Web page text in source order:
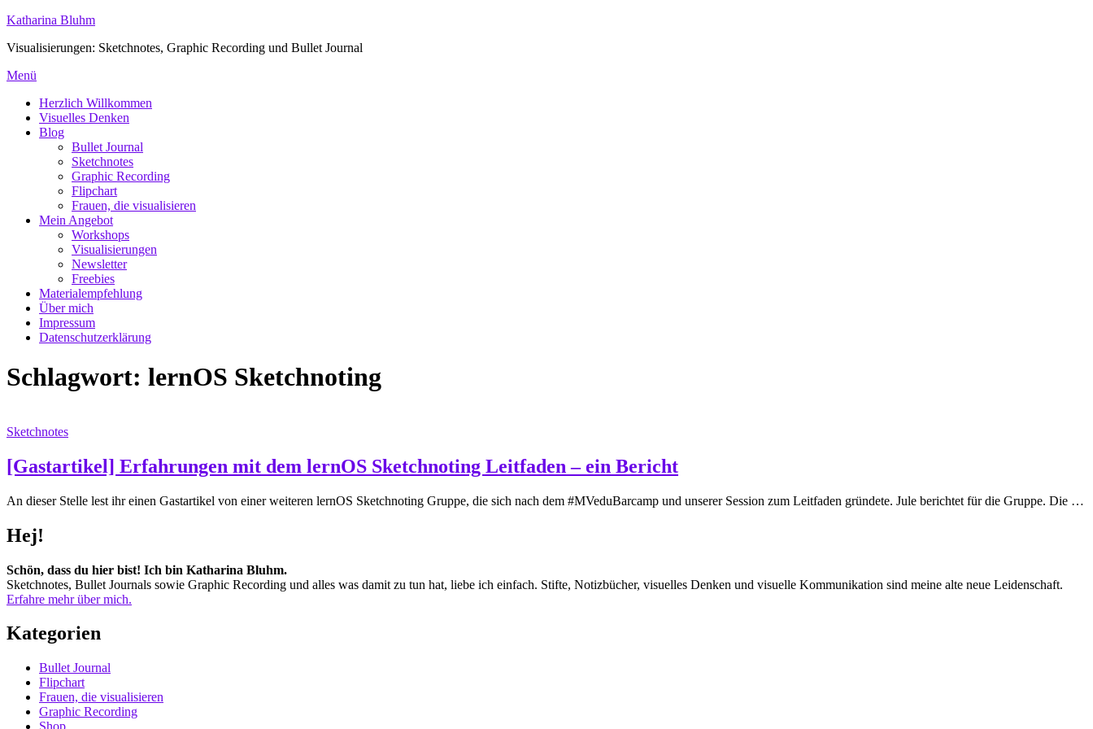
Zum
springen
Katharina Bluhm
Visualisierungen: Sketchnotes, Graphic Recording und Bullet Journal
Menü
Herzlich Willkommen
Visuelles Denken
Blog
Bullet Journal
Sketchnotes
Graphic Recording
Flipchart
Frauen, die visualisieren
Mein Angebot
Workshops
Visualisierungen
Newsletter
Freebies
Materialempfehlung
Über mich
Impressum
Datenschutzerklärung
Schlagwort: lernOS Sketchnoting
Sketchnotes
[Gastartikel] Erfahrungen mit dem lernOS Sketchnoting Leitfaden – ein Bericht
An dieser Stelle lest ihr einen Gastartikel von einer weiteren lernOS Sketchnoting Gruppe, die sich nach dem #MVeduBarcamp und unserer Session zum Leitfaden gründete. Jule berichtet für die Gruppe. Die …
Hej!
Schön, dass du hier bist! Ich bin Katharina Bluhm.
Sketchnotes, Bullet Journals sowie Graphic Recording und alles was damit zu tun hat, liebe ich einfach. Stifte, Notizbücher, visuelles Denken und visuelle Kommunikation sind meine alte neue Leidenschaft.
Erfahre mehr über mich.
Kategorien
Bullet Journal
Flipchart
Frauen, die visualisieren
Graphic Recording